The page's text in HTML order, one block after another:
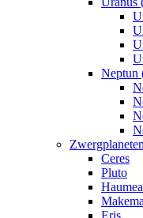
Neptun
Zwergplaneten
Ceres
Pluto
Haumea
Eris